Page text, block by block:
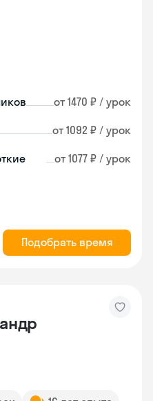
от 1470 ₽ / урок
от 1092 ₽ / урок
от 1077 ₽ / урок
Подобрать время